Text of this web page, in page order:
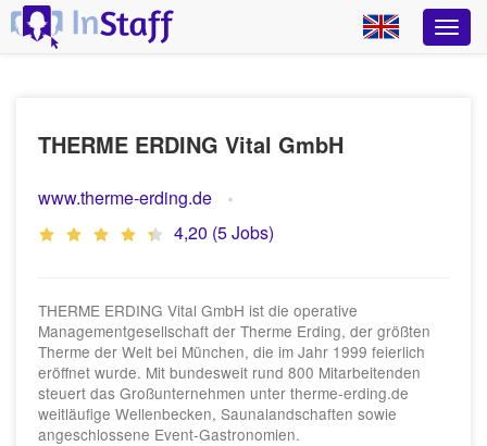
THERME ERDING Vital GmbH
www.therme-erding.de
4,20 (5 Jobs)
THERME ERDING Vital GmbH ist die operative
Managementgesellschaft der Therme Erding, der größten
Therme der Welt bei München, die im Jahr 1999 feierlich
eröffnet wurde. Mit bundesweit rund 800 Mitarbeitenden
steuert das Großunternehmen unter therme-erding.de
weitläufige Wellenbecken, Saunalandschaften sowie
angeschlossene Event-Gastronomien.